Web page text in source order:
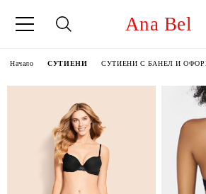
Ana Bel
Начало СУТИЕНИ СУТИЕНИ С БАНЕЛ И